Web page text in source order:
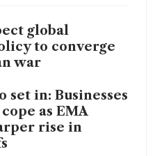
global
to converge
war
set in: Businesses
as EMA
rise in